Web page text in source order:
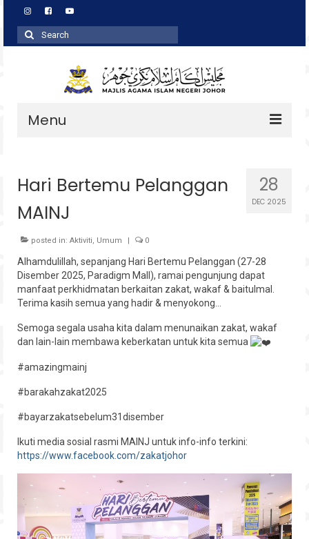
Search
for:
Menu
Zakat
Agihan
Wakaf
Baitulmal
Pembangunan Asnaf
Hubungi
28
DEC 2025
Hari Bertemu Pelanggan
MAINJ
posted in: Aktiviti, Umum | 0
Alhamdulillah, sepanjang Hari Bertemu Pelanggan (27-28
Disember 2025, Paradigm Mall), ramai pengunjung dapat
manfaat perkhidmatan berkaitan zakat, wakaf & baitulmal.
Terima kasih semua yang hadir & menyokong…
Semoga segala usaha kita dalam menunaikan zakat, wakaf
dan lain-lain membawa keberkatan untuk kita semua
#amazingmainj
#barakahzakat2025
#bayarzakatsebelum31disember
Ikuti media sosial rasmi MAINJ untuk info-info terkini:
https://www.facebook.com/zakatjohor